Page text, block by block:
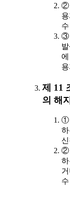
②
③
제 11
의 해
①
②